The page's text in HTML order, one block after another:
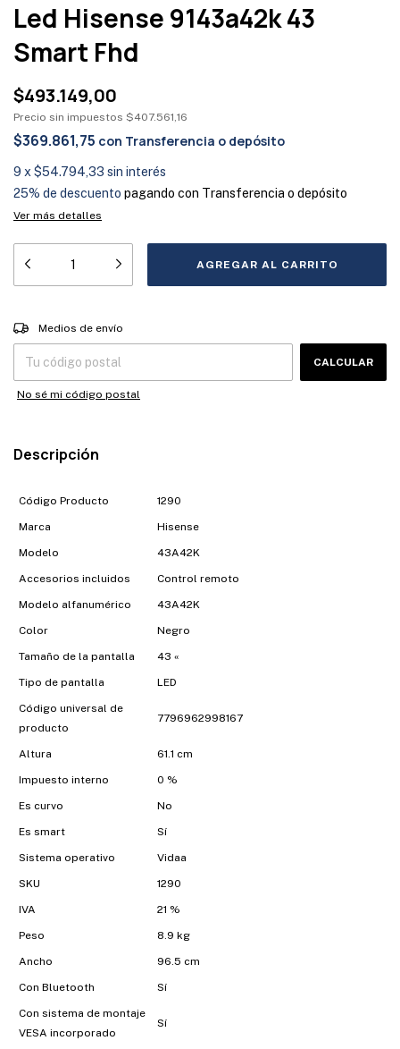
Led Hisense 9143a42k 43
Smart Fhd
$493.149,00
Precio sin impuestos $407.561,16
$369.861,75 con Transferencia o depósito
9 x $54.794,33 sin interés
25% de descuento pagando con Transferencia o depósito
Ver más detalles
Entregas para el CP:
Medios de envío
CALCULAR
No sé mi código postal
Descripción
Código Producto 1290
Marca Hisense
Modelo 43A42K
Accesorios incluidos Control remoto
Modelo alfanumérico 43A42K
Color Negro
Tamaño de la pantalla 43 «
Tipo de pantalla LED
Código universal de
producto
7796962998167
Altura 61.1 cm
Impuesto interno 0 %
Es curvo No
Es smart Sí
Sistema operativo Vidaa
SKU 1290
IVA 21 %
Peso 8.9 kg
Ancho 96.5 cm
Con Bluetooth Sí
Con sistema de montaje
VESA incorporado
Sí